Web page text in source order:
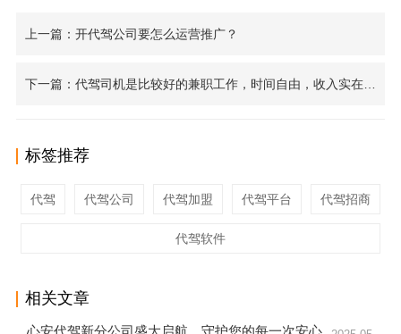
上一篇：开代驾公司要怎么运营推广？
下一篇：代驾司机是比较好的兼职工作，时间自由，收入实在，大家认为对吗？
标签推荐
代驾 代驾公司 代驾加盟 代驾平台 代驾招商
代驾软件
相关文章
心安代驾新分公司盛大启航，守护您的每一次安心